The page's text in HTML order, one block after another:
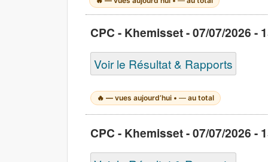
CPC - Khemisset - 07/07/2026 -
Voir le Résultat & Rapports
🔥 —vues aujourd’hui • —au total
CPC - Khemisset - 07/07/2026 -